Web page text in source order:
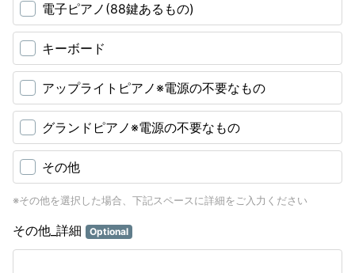
電子ピアノ(88鍵あるもの)
キーボード
アップライトピアノ※電源の不要なもの
グランドピアノ※電源の不要なもの
その他
※その他を選択した場合、下記スペースに詳細をご入力ください
その他_詳細 Optional